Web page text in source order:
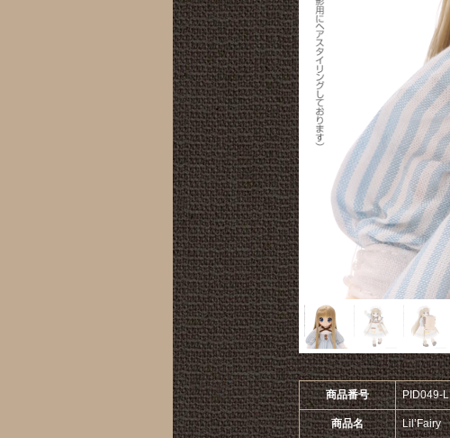
商品番号 PID049-
商品名 Lil’Fairy